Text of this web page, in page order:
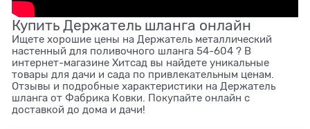
Купить Держатель шланга онлайн
Ищете хорошие цены на Держатель металлический
настенный для поливочного шланга 54-604 ? В
интернет-магазине Хитсад вы найдете уникальные
товары для дачи и сада по привлекательным ценам.
Отзывы и подробные характеристики на Держатель
шланга от Фабрика Ковки. Покупайте онлайн с
доставкой до дома и дачи!